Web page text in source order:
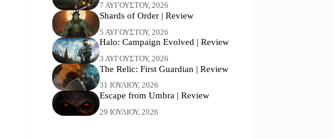
7 ΑΥΓΟΎΣΤΟΥ, 2026
Shards of Order | Review
5 ΑΥΓΟΎΣΤΟΥ, 2026
Halo: Campaign Evolved | Review
3 ΑΥΓΟΎΣΤΟΥ, 2026
The Relic: First Guardian | Review
31 ΙΟΥΛΊΟΥ, 2026
Escape from Umbra | Review
29 ΙΟΥΛΊΟΥ, 2026